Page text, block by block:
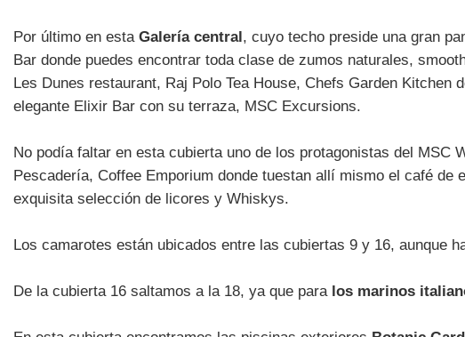
Por último en esta Galería central, cuyo techo preside una gran
Bar donde puedes encontrar toda clase de zumos naturales,
Les Dunes restaurant, Raj Polo Tea House, Chefs Garden
elegante Elixir Bar con su terraza, MSC Excursions.
No podía faltar en esta cubierta uno de los protagonistas del MSC
Pescadería, Coffee Emporium donde tuestan allí mismo el café
exquisita selección de licores y Whiskys.
Los camarotes están ubicados entre las cubiertas 9 y 16, aunque
De la cubierta 16 saltamos a la 18, ya que para los marinos